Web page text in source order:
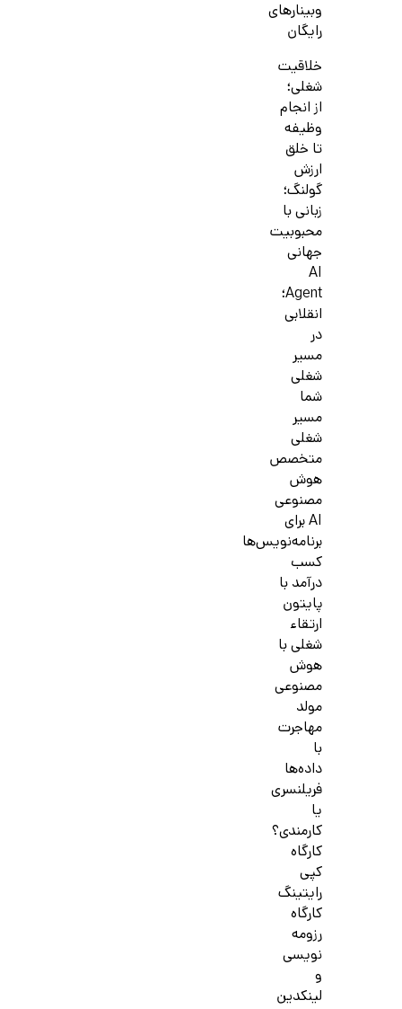
وبینارهای
رایگان
خلاقیت
شغلی؛
از انجام
وظیفه
تا خلق
ارزش
گولنگ؛
زبانی با
محبوبیت
جهانی
AI
Agent؛
انقلابی
در
مسیر
شغلی
شما
مسیر
شغلی
متخصص
هوش
مصنوعی
AI برای
برنامه‌نویس‌ها
کسب
درآمد با
پایتون
ارتقاء
شغلی با
هوش
مصنوعی
مولد
مهاجرت
با
داده‌ها
فریلنسری
یا
کارمندی؟
کارگاه
کپی
رایتینگ
کارگاه
رزومه
نویسی
و
لینکدین